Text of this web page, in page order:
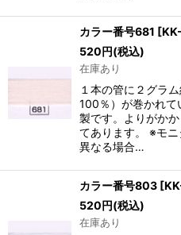
カラー番号681 [
520円(税込)
在庫あり
１本の管に２グラ
100％）が巻かれて
製です。よりがか
てあります。 ※モ
異なる場合…
カラー番号803 [
520円(税込)
在庫あり